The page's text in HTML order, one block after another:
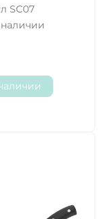
SC07